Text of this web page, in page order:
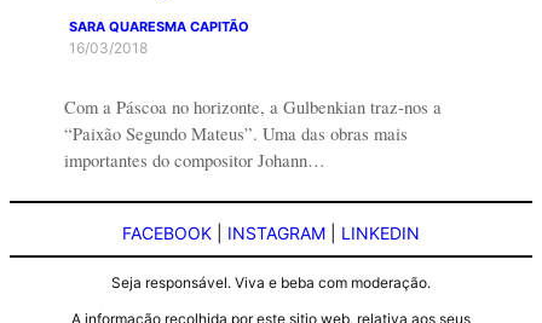
SARA QUARESMA CAPITÃO
16/03/2018
Com a Páscoa no horizonte, a Gulbenkian traz-nos a
“Paixão Segundo Mateus”. Uma das obras mais
importantes do compositor Johann…
FACEBOOK INSTAGRAM LINKEDIN
Seja responsável. Viva e beba com moderação.
A informação recolhida por este sitio web, relativa aos seus